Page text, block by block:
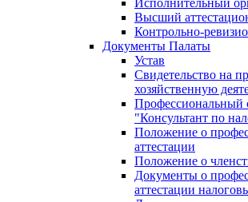
Исполнительный
Высший
Контрольно-
Документы Палаты
Устав
Свидетельство на
хозяйственную
Профессиональный
"Консультант по
Положение о
аттестации
Положение о
Документы о
аттестации